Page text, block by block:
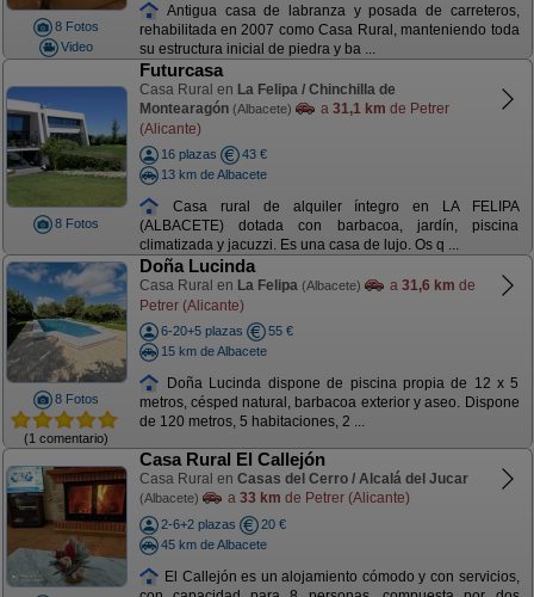
8 Fotos
Video
Antigua casa de labranza y posada de carreteros,
rehabilitada en 2007 como Casa Rural, manteniendo toda
su estructura inicial de piedra y ba ...
8 Fotos
Futurcasa
Casa Rural en La Felipa / Chinchilla de
Montearagón (Albacete) a 31,1 km de Petrer
(Alicante)
16 plazas
43 €
13 km de Albacete
Casa rural de alquiler íntegro en LA FELIPA
(ALBACETE) dotada con barbacoa, jardín, piscina
climatizada y jacuzzi. Es una casa de lujo. Os q ...
8 Fotos
(1 comentario)
Doña Lucinda
Casa Rural en La Felipa (Albacete) a 31,6 km de
Petrer (Alicante)
6-20+5 plazas
55 €
15 km de Albacete
Doña Lucinda dispone de piscina propia de 12 x 5
metros, césped natural, barbacoa exterior y aseo. Dispone
de 120 metros, 5 habitaciones, 2 ...
Casa Rural El Callejón
Casa Rural en Casas del Cerro / Alcalá del Jucar
(Albacete) a 33 km de Petrer (Alicante)
2-6+2 plazas
20 €
45 km de Albacete
El Callejón es un alojamiento cómodo y con servicios,